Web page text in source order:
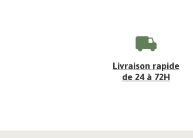
Livraison rapide
de 24 à 72H